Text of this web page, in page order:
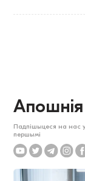
Падпішыцеся на нас
першымі